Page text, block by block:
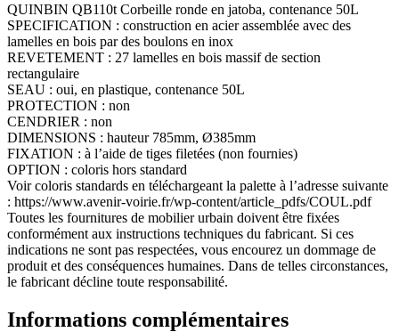
QUINBIN QB110t Corbeille ronde en jatoba, contenance 50L
SPECIFICATION : construction en acier assemblée avec des
lamelles en bois par des boulons en inox
REVETEMENT : 27 lamelles en bois massif de section
rectangulaire
SEAU : oui, en plastique, contenance 50L
PROTECTION : non
CENDRIER : non
DIMENSIONS : hauteur 785mm, Ø385mm
FIXATION : à l’aide de tiges filetées (non fournies)
OPTION : coloris hors standard
Voir coloris standards en téléchargeant la palette à l’adresse suivante
: https://www.avenir-voirie.fr/wp-content/article_pdfs/COUL.pdf
Toutes les fournitures de mobilier urbain doivent être fixées
conformément aux instructions techniques du fabricant. Si ces
indications ne sont pas respectées, vous encourez un dommage de
produit et des conséquences humaines. Dans de telles circonstances,
le fabricant décline toute responsabilité.
Informations complémentaires